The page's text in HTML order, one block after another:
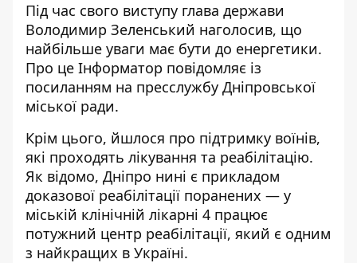
Під час свого виступу глава держави
Володимир Зеленський наголосив, що
найбільше уваги має бути до енергетики.
Про це Інформатор повідомляє із
посиланням на пресслужбу Дніпровської
міської ради.
Крім цього, йшлося про підтримку воїнів,
які проходять лікування та реабілітацію.
Як відомо, Дніпро нині є прикладом
доказової реабілітації поранених — у
міській клінічній лікарні 4 працює
потужний центр реабілітації, який є одним
з найкращих в Україні.